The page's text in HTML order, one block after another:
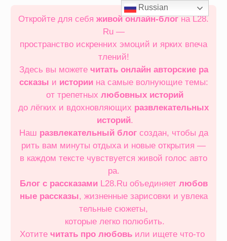
Откройте для себя живой онлайн‑блогна L28.
Ru —
пространство искренних эмоций и ярких впеча
тлений!
Здесь вы можете читать онлайн авторские ра
ссказы и историина самые волнующие темы:
от трепетных любовных историй
до лёгких и вдохновляющих развлекательных
историй.
Наш развлекательный блогсоздан, чтобы да
рить вам минуты отдыха и новые открытия —
в каждом тексте чувствуется живой голос авто
ра.
Блог с рассказамиL28.Ru объединяет любов
ные рассказы, жизненные зарисовки и увлека
тельные сюжеты,
которые легко полюбить.
Хотите читать про любовь или ищете что‑то
Russian